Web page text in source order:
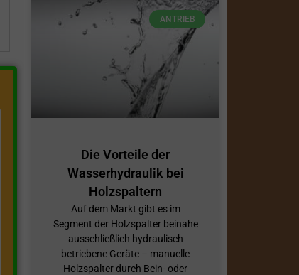
ANTRIEB
Die Vorteile der
Wasserhydraulik bei
Holzspaltern
Auf dem Markt gibt es im
Segment der Holzspalter beinahe
ausschließlich hydraulisch
betriebene Geräte – manuelle
Holzspalter durch Bein- oder